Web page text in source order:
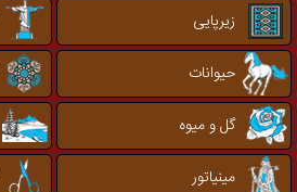
زیرپایی
حیوانات
گل و میوه
مینیاتور